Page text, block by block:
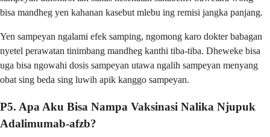
bisa mandheg yen kahanan kasebut mlebu ing remisi jangka panjang.
Yen sampeyan ngalami efek samping, ngomong karo dokter babagan
nyetel perawatan tinimbang mandheg kanthi tiba-tiba. Dheweke bisa
uga bisa ngowahi dosis sampeyan utawa ngalih sampeyan menyang
obat sing beda sing luwih apik kanggo sampeyan.
P5. Apa Aku Bisa Nampa Vaksinasi Nalika Njupuk
Adalimumab-afzb?